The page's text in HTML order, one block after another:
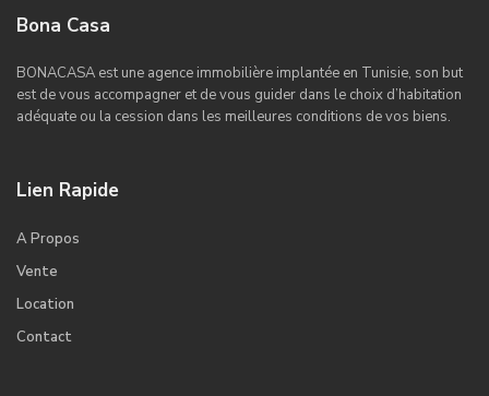
Bona Casa
BONACASA est une agence immobilière implantée en Tunisie, son but
est de vous accompagner et de vous guider dans le choix d’habitation
adéquate ou la cession dans les meilleures conditions de vos biens.
Lien Rapide
A Propos
Vente
Location
Contact